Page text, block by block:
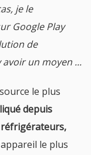
je le
Google Play
de
un moyen ...
le plus
depuis
le plus